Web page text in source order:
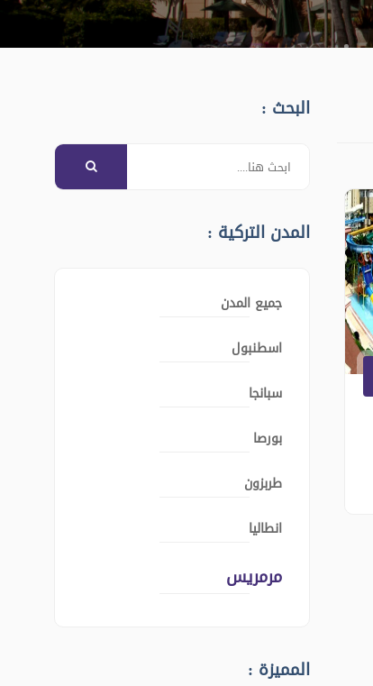
البحث :
المدن التركية :
جميع المدن
اسطنبول
سبانجا
بورصا
طربزون
انطاليا
مرمريس
المميزة :